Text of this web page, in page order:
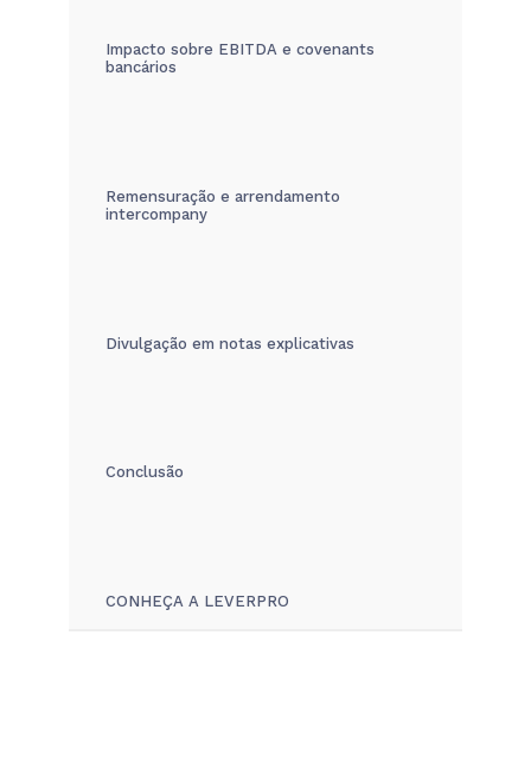
Impacto sobre EBITDA e covenants
bancários
Remensuração e arrendamento
intercompany
Divulgação em notas explicativas
Conclusão
CONHEÇA A LEVERPRO